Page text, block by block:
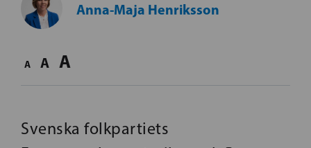
Anna-Maja Henriksson
A A A
Svenska folkpartiets